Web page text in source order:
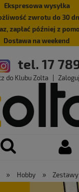
Ekspresowa wysyłka
zwrotu do 30
zapłać później z
Dostawa na weekend
tel. 17
do Klubu Zolta
» Hobby »